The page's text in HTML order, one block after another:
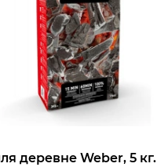
деревне Weber, 5 кг.